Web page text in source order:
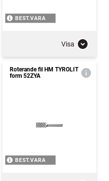
BEST.VARA
Visa
Roterande fil HM TYROLIT
form 52ZYA
BEST.VARA